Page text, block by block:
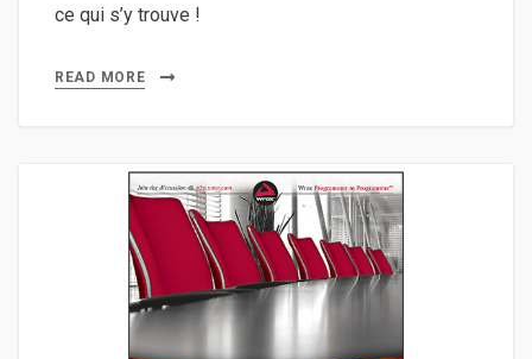
ce qui s’y trouve !
READ MORE